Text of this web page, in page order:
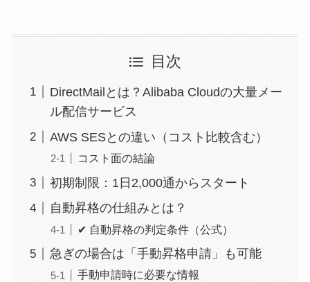
目次
DirectMailとは？Alibaba Cloudの大量メー
ル配信サービス
AWS SESとの違い（コスト比較含む）
コスト面の結論
初期制限：1日2,000通からスタート
自動昇格の仕組みとは？
✔ 自動昇格の判定条件（公式）
急ぎの場合は「手動昇格申請」も可能
手動申請時に必要な情報